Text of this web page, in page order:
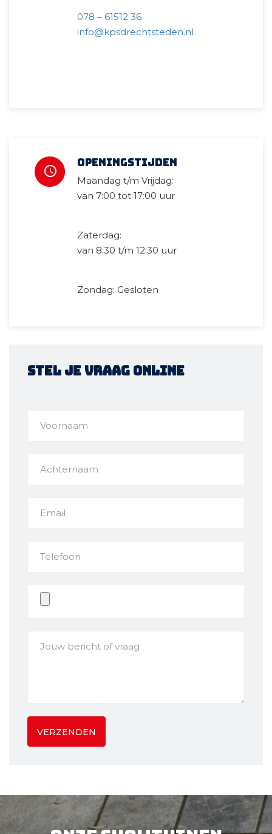
078 – 61512 36
info@kpsdrechtsteden.nl
Openingstijden
Maandag t/m Vrijdag:
van 7:00 tot 17:00 uur
Zaterdag:
van 8:30 t/m 12:30 uur
Zondag: Gesloten
Stel je vraag online
VERZENDEN